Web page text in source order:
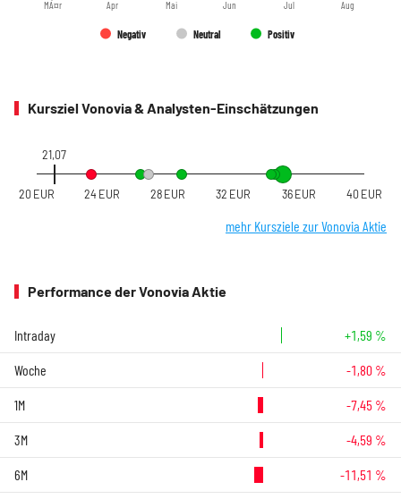
Negativ Neutral Positiv
MÃ¤r Apr Mai Jun Jul Aug
Kursziel Vonovia & Analysten-Einschätzungen
21,07
20 EUR 24 EUR 28 EUR 32 EUR 36 EUR 40 EUR
mehr Kursziele zur Vonovia Aktie
Performance der Vonovia Aktie
Intraday +1,59 %
Woche -1,80 %
1M -7,45 %
3M -4,59 %
6M -11,51 %